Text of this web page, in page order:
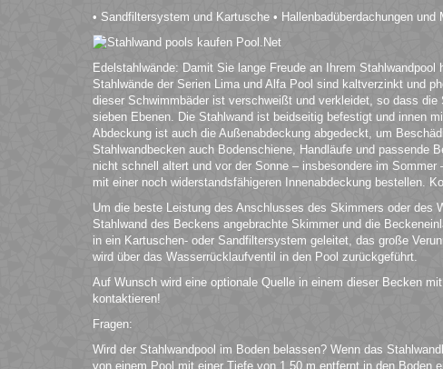
• Sandfiltersystem und Kartusche • Hallenbadüberdachungen
Edelstahlwände: Damit Sie lange Freude an Ihrem
Stahlwände der Serien Lima und Alfa Pool sind kaltverzinkt und
dieser Schwimmbäder ist verschweißt und verkleidet, so dass
sieben Ebenen. Die Stahlwand ist beidseitig befestigt und innen
Abdeckung ist auch die Außenabdeckung abgedeckt, um
Stahlwandbecken auch Bodenschiene, Handläufe und
nicht schnell altert und vor der Sonne – insbesondere im
mit einer noch widerstandsfähigeren Innenabdeckung bestellen.
Um die beste Leistung des Anschlusses des Skimmers oder des
Stahlwand des Beckens angebrachte Skimmer und die
in ein Kartuschen- oder Sandfiltersystem geleitet, das große
wird über das Wasserrücklaufventil in den Pool zurückgeführt.
Auf Wunsch wird eine optionale Quelle in einem dieser Becken
kontaktieren!
Fragen:
Wird der Stahlwandpool im Boden belassen? Wenn das
von einem Pool mit einer Tiefe von 1,50 m entfernt in den Boden